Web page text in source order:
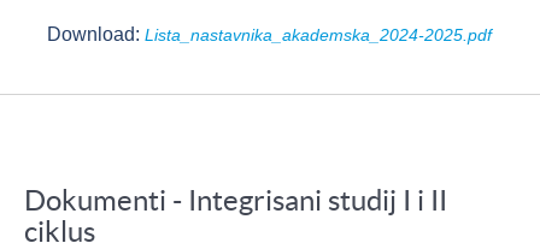
Download: Lista_nastavnika_akademska_2024-2025.pdf
Dokumenti - Integrisani studij I i II
ciklus